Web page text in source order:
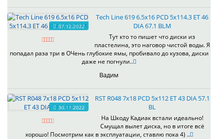
07.12.2022
Tech Line 619 6.5x16 PCD 5x114.3 ET 46
DIA 67.1 BLM
Тут кто то пишет что диски из
пластелина, это наговор чистой воды. Я
попадал раза три в ОЧень глубокие ямы, пробивало до кузова, диски
даже не погнули..
Вадим
30.11.2022
RST R048 7x18 PCD 5x112 ET 43 DIA 57.1
BL
На Шкоду Кадиак встали идеально!
Смущал вылет диска, но в итоге всё
хорошо! Посмотрим как в эксплуатации, ставлю пока 4) ..